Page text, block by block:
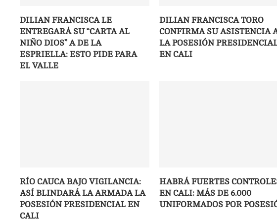
DILIAN FRANCISCA LE
ENTREGARÁ SU “CARTA AL
NIÑO DIOS” A DE LA
ESPRIELLA: ESTO PIDE PARA
EL VALLE
DILIAN FRANCISCA TORO
CONFIRMA SU ASISTENCIA
LA POSESIÓN
EN CALI
RÍO CAUCA BAJO VIGILANCIA:
ASÍ BLINDARÁ LA ARMADA LA
POSESIÓN PRESIDENCIAL EN
CALI
HABRÁ FUERTES
EN CALI: MÁS DE 6.000
UNIFORMADOS POR